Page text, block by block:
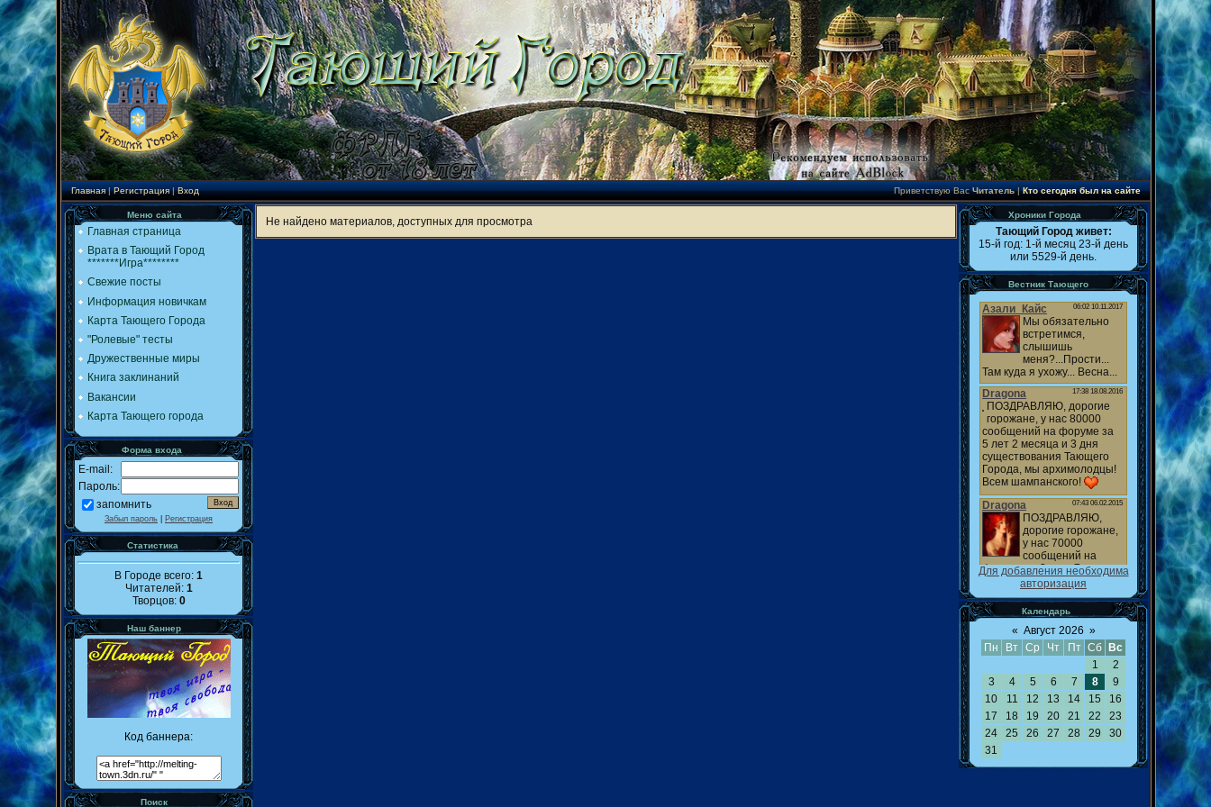
Главная|Регистрация|Вход Приветствую Вас Читатель|Кто сегодня был на сайте
Меню сайта
Главная страница
Врата в Тающий Город
*******Игра********
Свежие посты
Информация новичкам
Карта Тающего Города
"Ролевые" тесты
Дружественные миры
Книга заклинаний
Вакансии
Карта Тающего города
Форма входа
E-mail:
Пароль:
запомнить
Забыл пароль Регистрация
Статистика
В Городе всего: 1
Читателей: 1
Творцов: 0
Наш баннер
Код баннера:
Поиск
Не найдено материалов, доступных для просмотра
Хроники Города
Тающий Город живет:
15-й год: 1-й месяц 23-й день
или 5529-й день.
Вестник Тающего
Для добавления необходима
авторизация
Календарь
« Август 2026 »
Пн
Вт Ср Чт Пт Сб
Вс
1
2
3
4 5 6 7 8
9
10
11 12 13 14 15
16
17
18 19 20 21 22
23
24
25 26 27 28 29
30
31